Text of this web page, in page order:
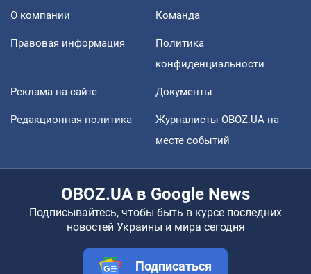
О компании Команда
Правовая информация
Политика
конфиденциальности
Реклама на сайте Документы
Редакционная политика
Журналисты OBOZ.UA на
месте событий
OBOZ.UA в Google News
Подписывайтесь, чтобы быть в курсе последних
новостей Украины и мира сегодня
Подписаться